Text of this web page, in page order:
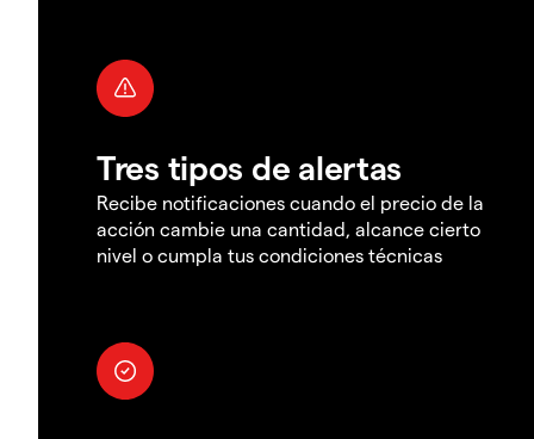
Tres tipos de alertas
Recibe notificaciones cuando el precio de la
acción cambie una cantidad, alcance cierto
nivel o cumpla tus condiciones técnicas